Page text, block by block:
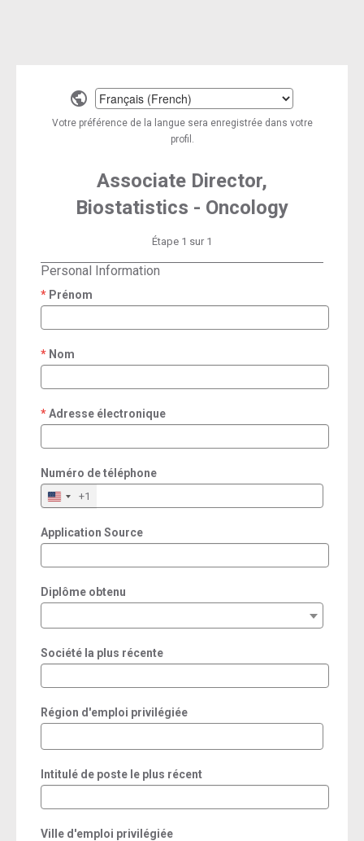
Select
a
language
Votre préférence de la langue sera enregistrée dans votre
profil.
Associate Director,
Biostatistics - Oncology
Étape 1 sur 1
Personal Information
Prénom
required
Nom
required
Adresse électronique
required
Numéro de téléphone
+1
Application Source
Diplôme obtenu
Société la plus récente
Région d'emploi privilégiée
Intitulé de poste le plus récent
Ville d'emploi privilégiée